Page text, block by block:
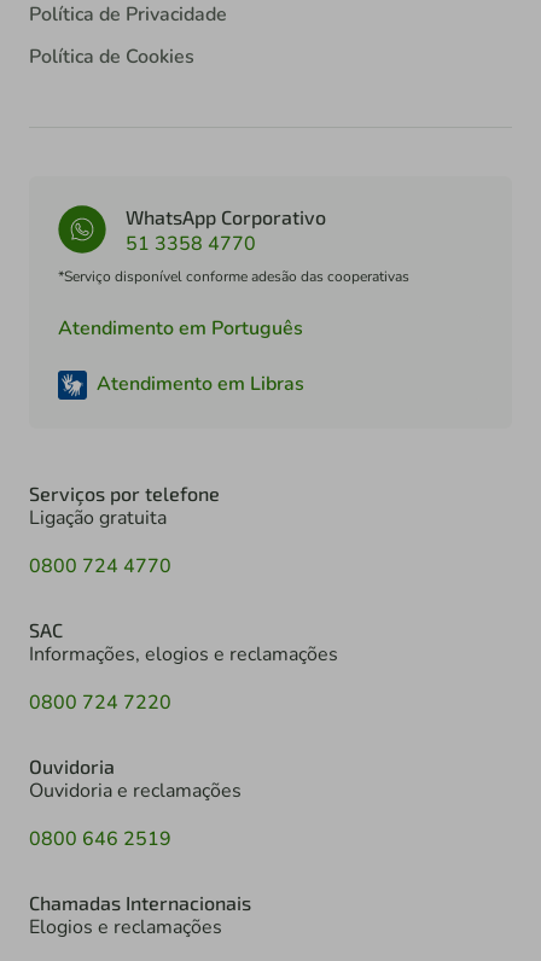
Política de Privacidade
Política de Cookies
WhatsApp Corporativo
51 3358 4770
*Serviço disponível conforme adesão das cooperativas
Atendimento em Português
Atendimento em Libras
Serviços por telefone
Ligação gratuita
0800 724 4770
SAC
Informações, elogios e reclamações
0800 724 7220
Ouvidoria
Ouvidoria e reclamações
0800 646 2519
Chamadas Internacionais
Elogios e reclamações